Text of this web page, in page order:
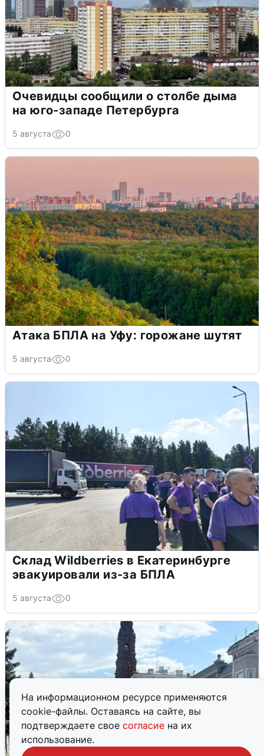
На информационном ресурсе применяются
cookie-файлы. Оставаясь на сайте, вы
подтверждаете свое согласие на их
использование.
Очевидцы сообщили о столбе дыма
на юго-западе Петербурга
5 августа 0
Атака БПЛА на Уфу: горожане шутят
5 августа 0
Склад Wildberries в Екатеринбурге
эвакуировали из-за БПЛА
5 августа 0